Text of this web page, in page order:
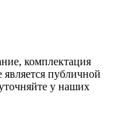
комплектация
публичной
у наших